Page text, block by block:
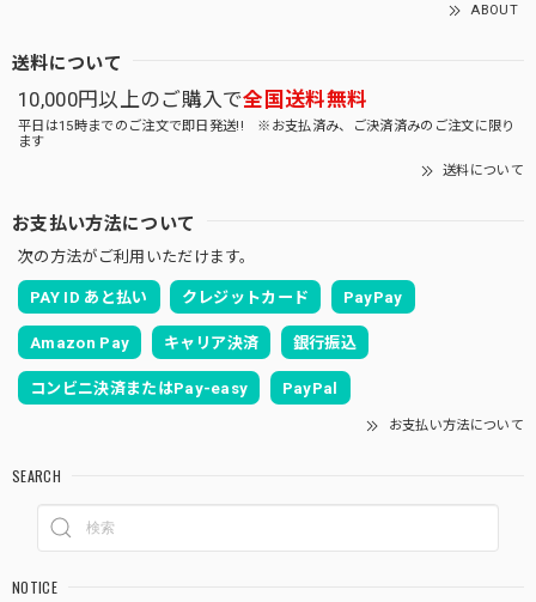
ABOUT
送料について
10,000円以上のご購入で全国送料無料
平日は15時までのご注文で即日発送!! ※お支払済み、ご決済済みのご注文に限り
ます
送料について
お支払い方法について
次の方法がご利用いただけます。
PAY ID あと払い クレジットカード PayPay
Amazon Pay キャリア決済 銀行振込
コンビニ決済またはPay-easy PayPal
お支払い方法について
SEARCH
NOTICE